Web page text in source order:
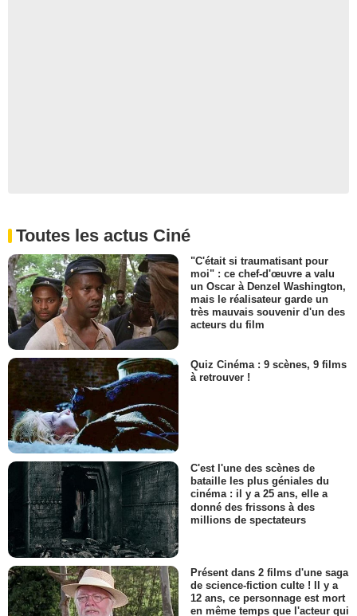
Toutes les actus Ciné
"C'était si traumatisant pour
moi" : ce chef-d'œuvre a valu
un Oscar à Denzel Washington,
mais le réalisateur garde un
très mauvais souvenir d'un des
acteurs du film
Quiz Cinéma : 9 scènes, 9 films
à retrouver !
C'est l'une des scènes de
bataille les plus géniales du
cinéma : il y a 25 ans, elle a
donné des frissons à des
millions de spectateurs
Présent dans 2 films d'une saga
de science-fiction culte ! Il y a
12 ans, ce personnage est mort
en même temps que l'acteur qui